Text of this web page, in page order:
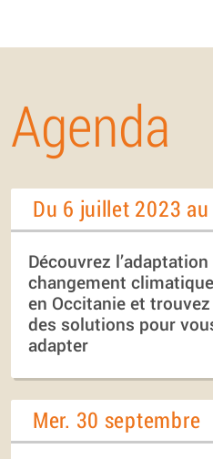
Agenda
Du 6 juillet 2023
Découvrez l’adaptation
changement climatique
en Occitanie et trouvez
des solutions pour
adapter
Mer. 30 septembre